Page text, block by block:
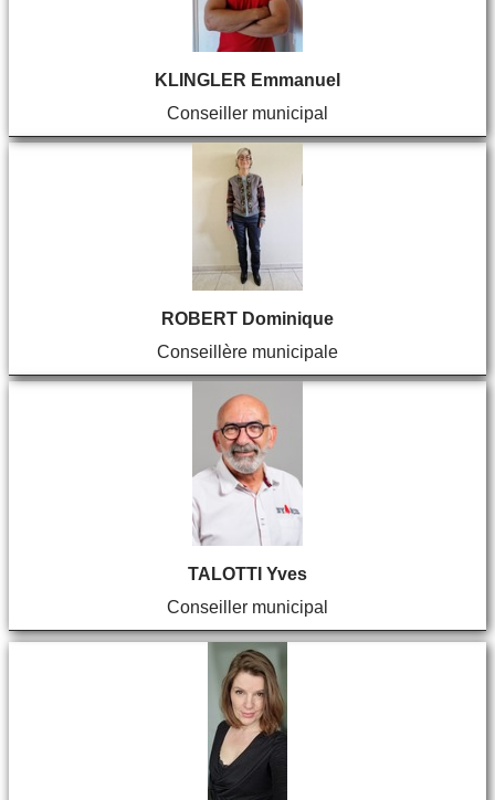
KLINGLER Emmanuel
Conseiller municipal
ROBERT Dominique
Conseillère municipale
TALOTTI Yves
Conseiller municipal